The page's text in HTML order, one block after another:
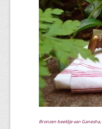
Bronzen beeldje van